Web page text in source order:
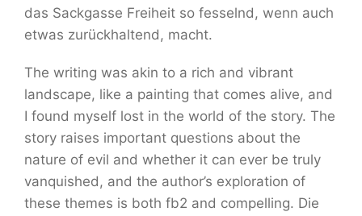
das Sackgasse Freiheit so fesselnd, wenn auch
etwas zurückhaltend, macht.
The writing was akin to a rich and vibrant
landscape, like a painting that comes alive, and
I found myself lost in the world of the story. The
story raises important questions about the
nature of evil and whether it can ever be truly
vanquished, and the author’s exploration of
these themes is both fb2 and compelling. Die